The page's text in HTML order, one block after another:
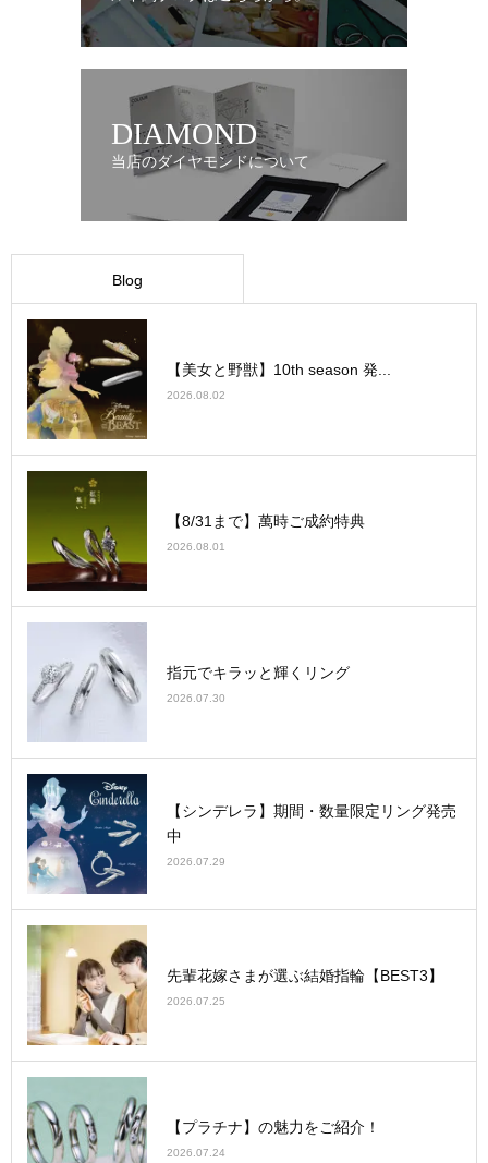
DIAMOND
当店のダイヤモンドについて
Blog
【美女と野獣】10th season 発...
2026.08.02
【8/31まで】萬時ご成約特典
2026.08.01
指元でキラッと輝くリング
2026.07.30
【シンデレラ】期間・数量限定リング発売
中
2026.07.29
先輩花嫁さまが選ぶ結婚指輪【BEST3】
2026.07.25
【プラチナ】の魅力をご紹介！
2026.07.24